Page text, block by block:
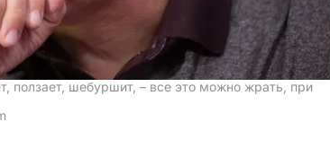
ползает, шебуршит, – все это можно жрать, при